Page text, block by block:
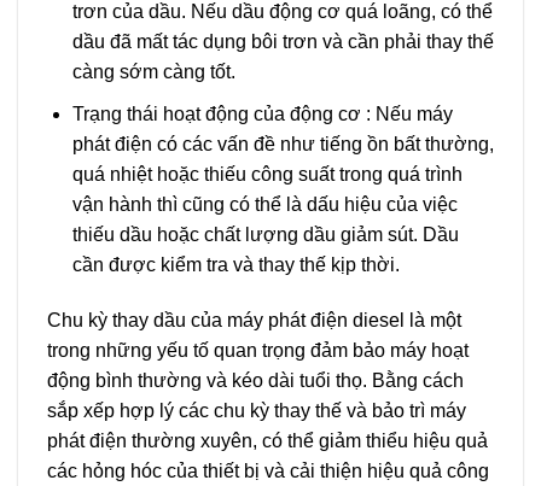
trơn của dầu. Nếu dầu động cơ quá loãng, có thể
dầu đã mất tác dụng bôi trơn và cần phải thay thế
càng sớm càng tốt.
Trạng thái hoạt động của động cơ : Nếu máy
phát điện có các vấn đề như tiếng ồn bất thường,
quá nhiệt hoặc thiếu công suất trong quá trình
vận hành thì cũng có thể là dấu hiệu của việc
thiếu dầu hoặc chất lượng dầu giảm sút. Dầu
cần được kiểm tra và thay thế kịp thời.
Chu kỳ thay dầu của máy phát điện diesel là một
trong những yếu tố quan trọng đảm bảo máy hoạt
động bình thường và kéo dài tuổi thọ. Bằng cách
sắp xếp hợp lý các chu kỳ thay thế và bảo trì máy
phát điện thường xuyên, có thể giảm thiểu hiệu quả
các hỏng hóc của thiết bị và cải thiện hiệu quả công